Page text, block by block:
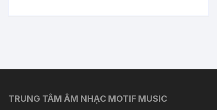
TRUNG TÂM ÂM NHẠC MOTIF MUSIC